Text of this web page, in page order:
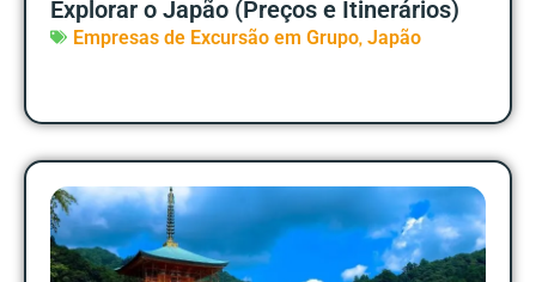
Explorar o Japão (Preços e Itinerários)
Empresas de Excursão em Grupo, Japão